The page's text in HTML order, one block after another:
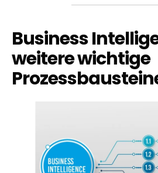
Business
weitere wichtige